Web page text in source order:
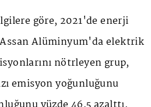
göre, 2021'de enerji
Alüminyum'da elektrik
nötrleyen grup,
emisyon yoğunluğunu